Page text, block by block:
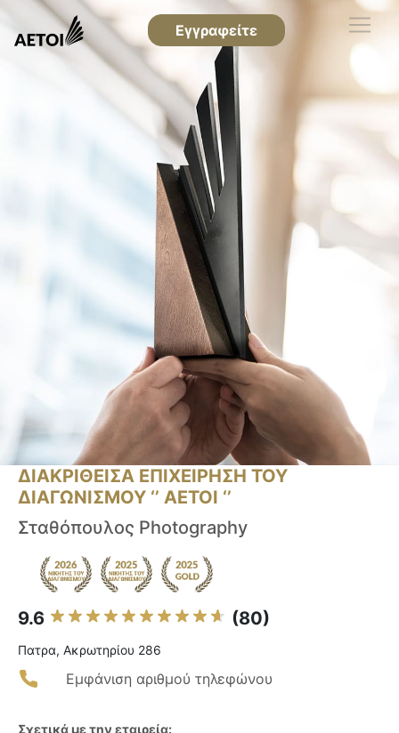
Εγγραφείτε
ΔΙΑΚΡΙΘΕΙΣΑ ΕΠΙΧΕΙΡΗΣΗ ΤΟΥ
ΔΙΑΓΩΝΙΣΜΟΥ ‘’ ΑΕΤΟΙ ‘’
Σταθόπουλος Photography
9.6 (80)
Πατρα, Ακρωτηρίου 286
Εμφάνιση αριθμού τηλεφώνου
Σχετικά με την εταιρεία: